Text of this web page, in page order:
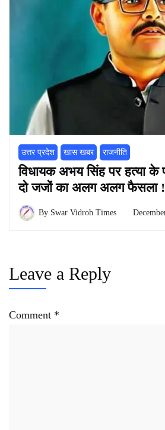
उत्तर प्रदेश खास खबर राजनीति
विधायक अभय सिंह पर हत्या के
दो जजों का अलग अलग फैसला !
By Swar Vidroh Times
Leave a Reply
Comment *